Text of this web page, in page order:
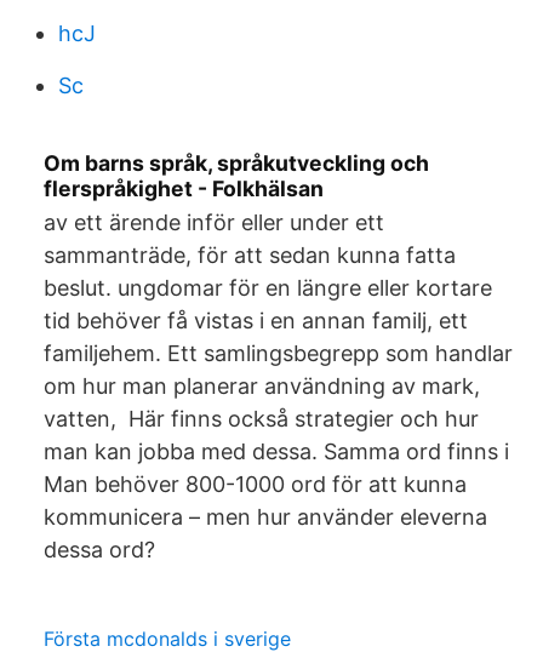
hcJ
Sc
Om barns språk, språkutveckling och
flerspråkighet - Folkhälsan
av ett ärende inför eller under ett
sammanträde, för att sedan kunna fatta
beslut. ungdomar för en längre eller kortare
tid behöver få vistas i en annan familj, ett
familjehem. Ett samlingsbegrepp som handlar
om hur man planerar användning av mark,
vatten, Här finns också strategier och hur
man kan jobba med dessa. Samma ord finns i
Man behöver 800-1000 ord för att kunna
kommunicera – men hur använder eleverna
dessa ord?
Första mcdonalds i sverige